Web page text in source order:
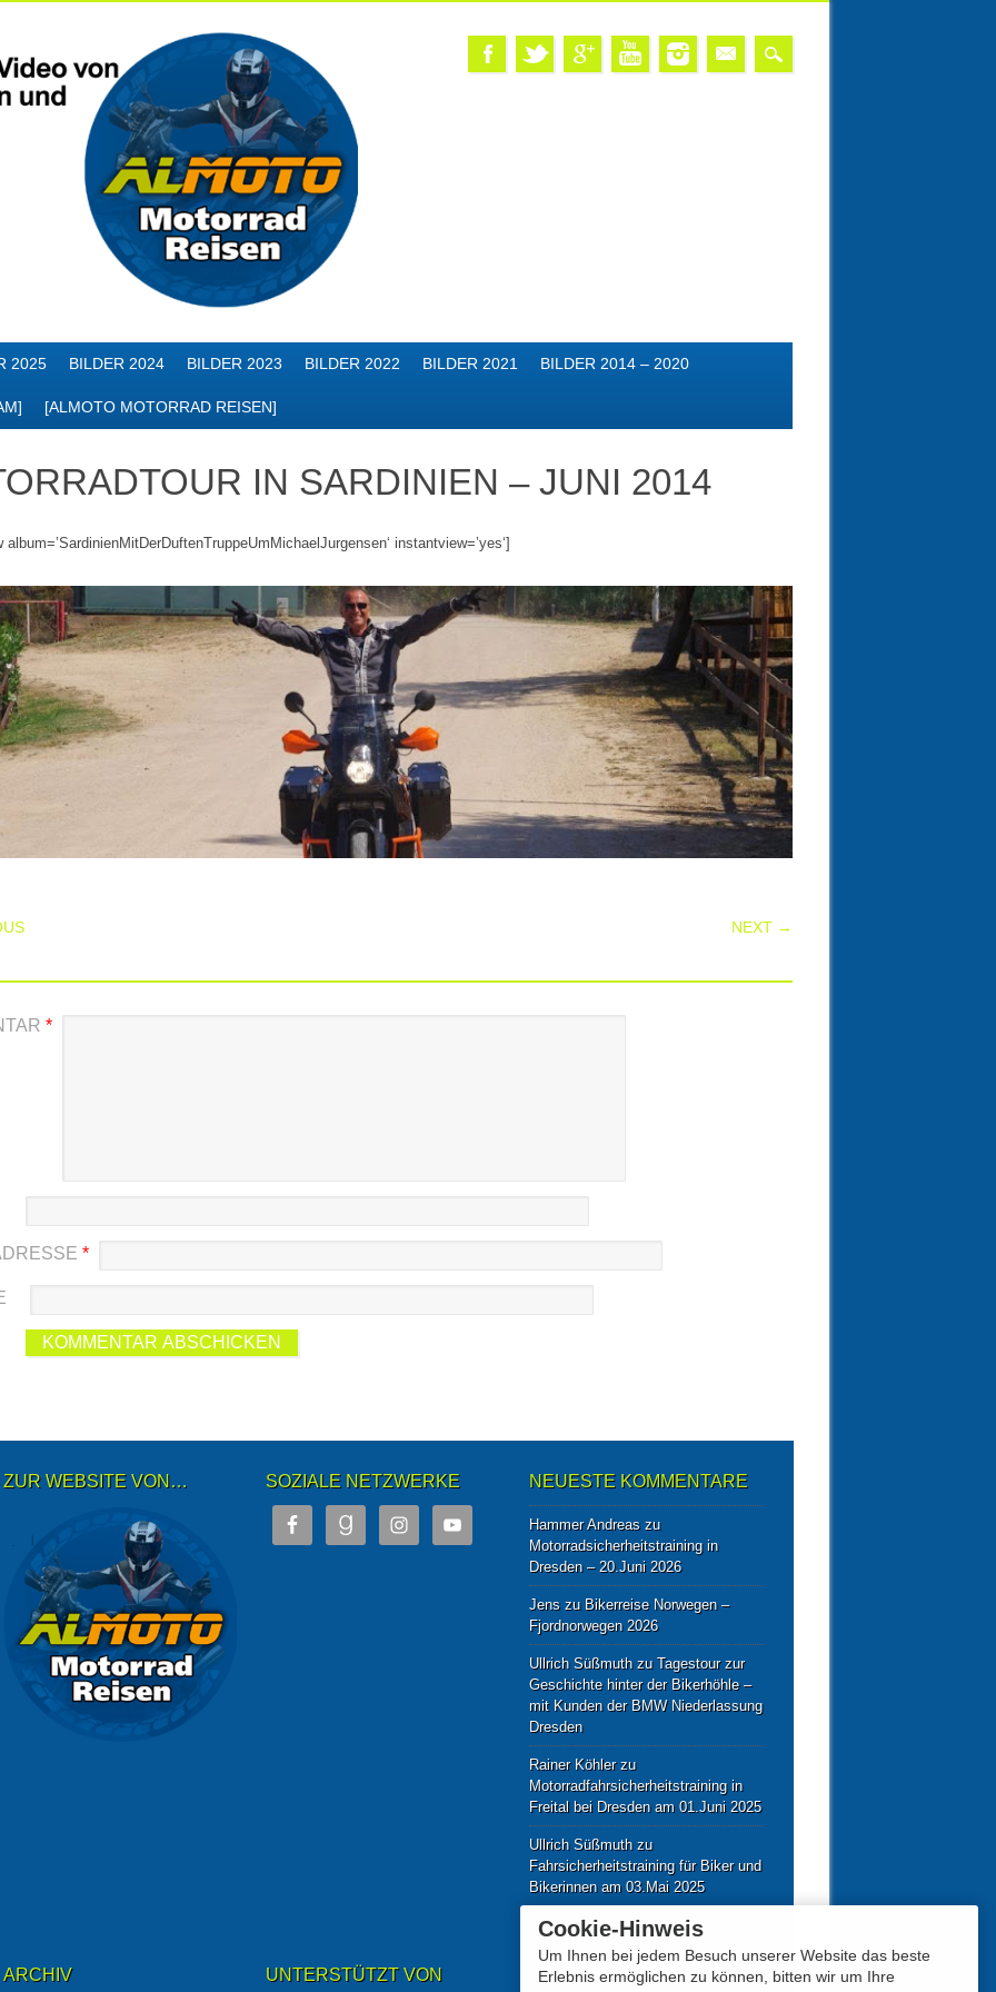
2025 BILDER 2024 BILDER 2023 BILDER 2022 BILDER 2021 BILDER 2014 – 2020
[ALMOTO MOTORRAD REISEN]
IN SARDINIEN – JUNI 2014
album=’SardinienMitDerDuftenTruppeUmMichaelJurgensen‘ instantview=’yes‘]
NAVIGATION NEXT →
*
*
ZUR WEBSITE VON… SOZIALE NETZWERKE NEUESTE KOMMENTARE
Hammer Andreaszu
Motorradsicherheitstraining in
Dresden – 20.Juni 2026
Jenszu Bikerreise Norwegen –
Fjordnorwegen 2026
Ullrich Süßmuthzu Tagestour zur
Geschichte hinter der Bikerhöhle –
mit Kunden der BMW Niederlassung
Dresden
Rainer Köhlerzu
Motorradfahrsicherheitstraining in
Freital bei Dresden am 01.Juni 2025
Ullrich Süßmuthzu
Fahrsicherheitstraining für Biker und
Bikerinnen am 03.Mai 2025
ARCHIV UNTERSTÜTZT VON
Cookie-Hinweis
Um Ihnen bei jedem Besuch unserer Website das beste
Erlebnis ermöglichen zu können, bitten wir um Ihre